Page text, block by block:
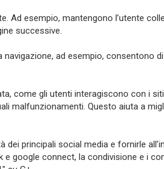
Ad esempio, mantengono l’utente
successive.
ad esempio, consentono
come gli utenti interagiscono con i
malfunzionamenti. Questo aiuta a
principali social media e fornirle
google connect, la condivisione e i